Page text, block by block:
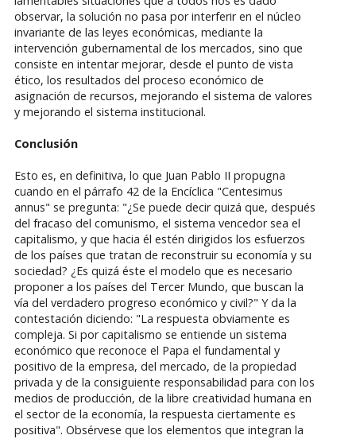
observar, la solución no pasa por interferir en el núcleo
invariante de las leyes económicas, mediante la
intervención gubernamental de los mercados, sino que
consiste en intentar mejorar, desde el punto de vista
ético, los resultados del proceso económico de
asignación de recursos, mejorando el sistema de valores
y mejorando el sistema institucional.
Conclusión
Esto es, en definitiva, lo que Juan Pablo II propugna
cuando en el párrafo 42 de la Encíclica "Centesimus
annus" se pregunta: "¿Se puede decir quizá que, después
del fracaso del comunismo, el sistema vencedor sea el
capitalismo, y que hacia él estén dirigidos los esfuerzos
de los países que tratan de reconstruir su economía y su
sociedad? ¿Es quizá éste el modelo que es necesario
proponer a los países del Tercer Mundo, que buscan la
vía del verdadero progreso económico y civil?" Y da la
contestación diciendo: "La respuesta obviamente es
compleja. Si por capitalismo se entiende un sistema
económico que reconoce el Papa el fundamental y
positivo de la empresa, del mercado, de la propiedad
privada y de la consiguiente responsabilidad para con los
medios de producción, de la libre creatividad humana en
el sector de la economía, la respuesta ciertamente es
positiva". Obsérvese que los elementos que integran la